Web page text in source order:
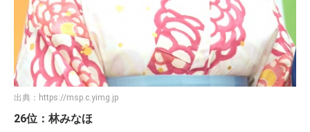
出典： https://msp.c.yimg.jp
26位：林みなほ